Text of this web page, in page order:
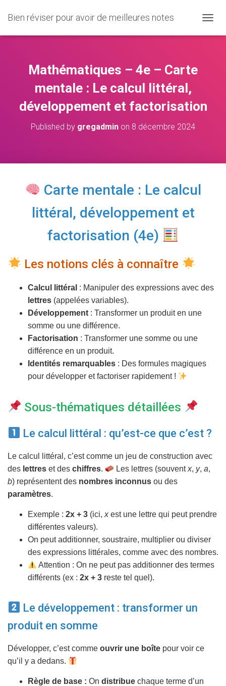
Bien réviser pour avoir de meilleures notes
U
Mathématiques – 4e – Carte
mentale : Le calcul littéral,
développement et factorisation
Published by gregadmin on 8 décembre 2024
Carte mentale : Le calcul
littéral, développement et
factorisation (4e)
Les notions clés à connaître
Calcul littéral : Manipuler des expressions avec des
lettres (appelées variables).
Développement : Transformer un produit en une
somme ou une différence.
Factorisation : Transformer une somme ou une
différence en un produit.
Identités remarquables : Des formules magiques
pour développer et factoriser rapidement !
Sous-thématiques détaillées
Le calcul littéral : qu’est-ce que c’est ?
Le calcul littéral, c’est comme un jeu de construction avec
des lettres et des chiffres. Les lettres (souventx, y,a,
b) représentent des nombres inconnus ou des
paramètres.
Exemple : 2x + 3 (ici, xest une lettre qui peut prendre
différentes valeurs).
On peut additionner, soustraire, multiplier ou diviser
des expressions littérales, comme avec des nombres.
Attention : On ne peut pas additionner des termes
différents (ex : 2x + 3 reste tel quel).
Le développement : transformer un
produit en somme
Développer, c’est comme ouvrir une boîte pour voir ce
qu’il y a dedans.
Règle de base : On distribue chaque terme d’un